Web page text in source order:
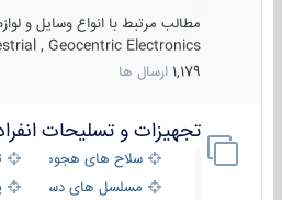
مطالب مرتبط با انواع وسایل و لوازم
, Geocentric Electronics
1,179 ارسال ها
تجهیزات و تسلیحات
سلاح های هجومی
مسلسل های دستی